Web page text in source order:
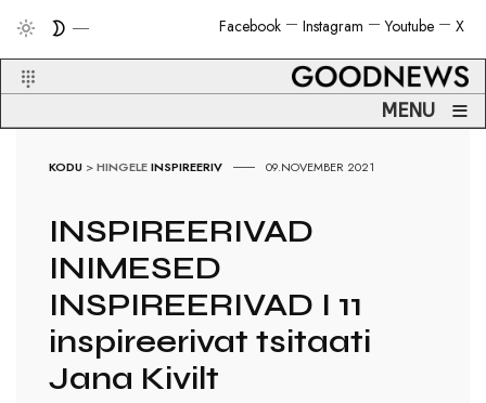
X
Youtube
Instagram
Facebook
MENU ≡
KODU >HINGELEINSPIREERIV 09.NOVEMBER 2021
INSPIREERIVAD
INIMESED
INSPIREERIVAD I 11
inspireerivat tsitaati
Jana Kivilt